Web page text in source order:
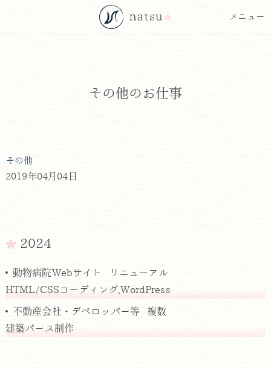
その他のお仕事
その他
2019年04月04日
2024
動物病院Webサイト リニューアル
HTML/CSSコーディング,WordPress
不動産会社・デベロッパー等 複数
建築パース制作